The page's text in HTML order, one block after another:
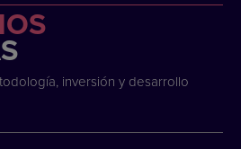
inversión y desarrollo